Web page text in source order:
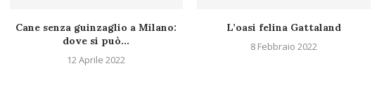
Cane senza guinzaglio a Milano:
dove si può...
12 Aprile 2022
L’oasi felina Gattaland
8 Febbraio 2022